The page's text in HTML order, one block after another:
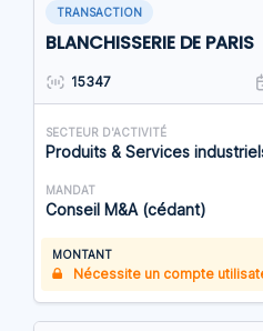
TRANSACTION
BLANCHISSERIE DE PARIS
15347
SECTEUR D'ACTIVITÉ
Produits & Services
MANDAT
Conseil M&A (cédant)
MONTANT
Nécessite un compte